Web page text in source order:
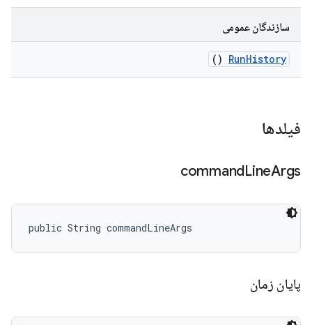
سازندگان عمومی
RunHistory
()
فیلدها
commandLineArgs
public String commandLineArgs
پایان زمان